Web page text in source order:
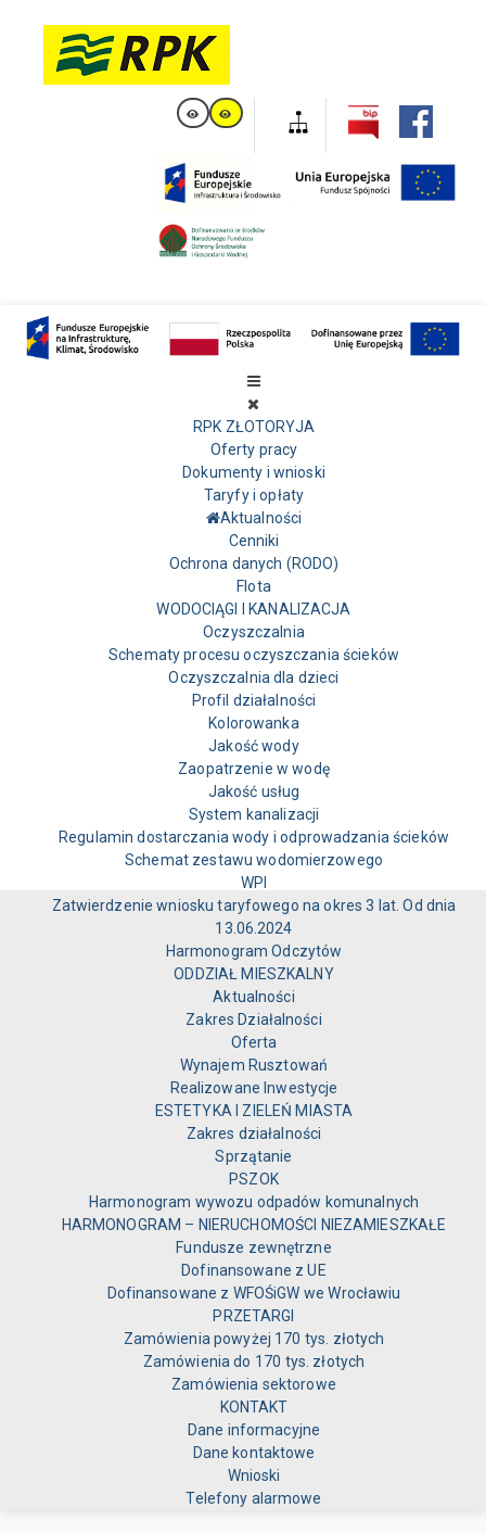
RPK ZŁOTORYJA
Oferty pracy
Dokumenty i wnioski
Taryfy i opłaty
Aktualności
Cenniki
Ochrona danych (RODO)
Flota
WODOCIĄGI I KANALIZACJA
Oczyszczalnia
Schematy procesu oczyszczania ścieków
Oczyszczalnia dla dzieci
Profil działalności
Kolorowanka
Jakość wody
Zaopatrzenie w wodę
Jakość usług
System kanalizacji
Regulamin dostarczania wody i odprowadzania ścieków
Schemat zestawu wodomierzowego
WPI
Zatwierdzenie wniosku taryfowego na okres 3 lat. Od dnia
13.06.2024
Harmonogram Odczytów
ODDZIAŁ MIESZKALNY
Aktualności
Zakres Działalności
Oferta
Wynajem Rusztowań
Realizowane Inwestycje
ESTETYKA I ZIELEŃ MIASTA
Zakres działalności
Sprzątanie
PSZOK
Harmonogram wywozu odpadów komunalnych
HARMONOGRAM – NIERUCHOMOŚCI NIEZAMIESZKAŁE
Fundusze zewnętrzne
Dofinansowane z UE
Dofinansowane z WFOŚiGW we Wrocławiu
PRZETARGI
Zamówienia powyżej 170 tys. złotych
Zamówienia do 170 tys. złotych
Zamówienia sektorowe
KONTAKT
Dane informacyjne
Dane kontaktowe
Wnioski
Telefony alarmowe